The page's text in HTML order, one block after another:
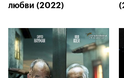
любви (2022)